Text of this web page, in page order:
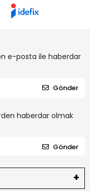
e-posta ile haberdar
Gönder
haberdar olmak
Gönder